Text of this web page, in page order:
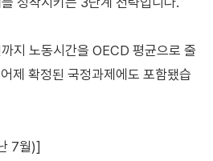
지 노동시간을 OECD 평균으로 줄
제 확정된 국정과제에도 포함됐습
7월)]